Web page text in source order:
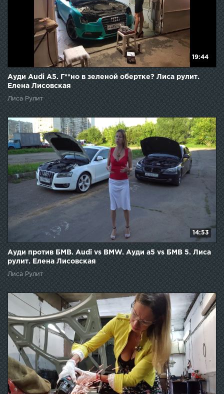
19:44
Ауди Audi A5. Г**но в зеленой обертке? Лиса рулит.
Елена Лисовская
Лиса Рулит
14:53
Ауди против БМВ. Audi vs BMW. Ауди а5 vs БМВ 5. Лиса
рулит. Елена Лисовская
Лиса Рулит